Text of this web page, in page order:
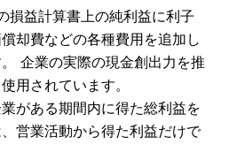
損益計算書上の純利益に利子
却費などの各種費用を追加し
企業の実際の現金創出力を推
用されています。
がある期間内に得た総利益を
営業活動から得た利益だけで